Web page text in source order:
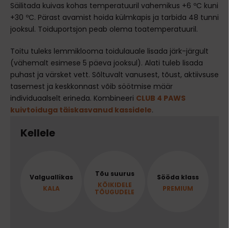
Säilitada kuivas kohas temperatuuril vahemikus +6 ºC kuni
+30 ºC. Pärast avamist hoida külmkapis ja tarbida 48 tunni
jooksul. Toiduportsjon peab olema toatemperatuuril.
Toitu tuleks lemmiklooma toidulauale lisada järk-järgult
(vähemalt esimese 5 päeva jooksul). Alati tuleb lisada
puhast ja värsket vett. Sõltuvalt vanusest, tõust, aktiivsuse
tasemest ja keskkonnast võib söötmise määr
individuaalselt erineda. Kombineeri CLUB 4 PAWS
kuivtoiduga täiskasvanud kassidele.
Kellele
Valguallikas
KALA
Tõu suurus
KÕIKIDELE
TÕUGUDELE
Sööda klass
PREMIUM